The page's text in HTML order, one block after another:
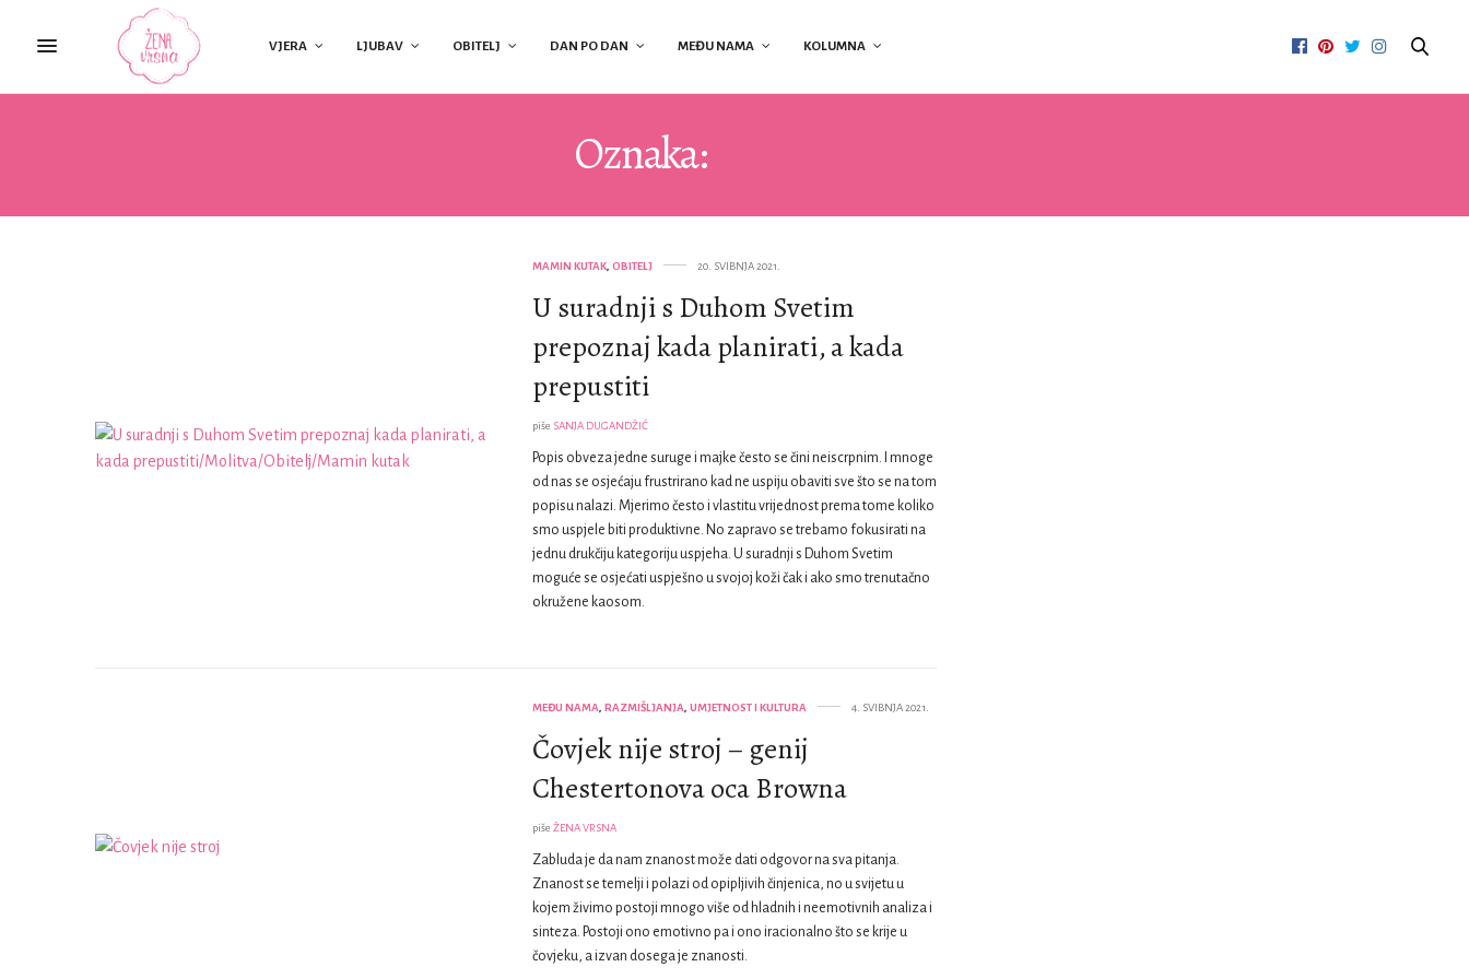
VJERA LJUBAV OBITELJ DAN PO DAN MEĐU NAMA KOLUMNA
Oznaka:
MAMIN KUTAK, OBITELJ 20. SVIBNJA 2021.
U suradnji s Duhom Svetim
prepoznaj kada planirati, a kada
prepustiti
piše SANJA DUGANDŽIĆ
Popis obveza jedne suruge i majke često se čini neiscrpnim. I mnoge
od nas se osjećaju frustrirano kad ne uspiju obaviti sve što se na tom
popisu nalazi. Mjerimo često i vlastitu vrijednost prema tome koliko
smo uspjele biti produktivne. No zapravo se trebamo fokusirati na
jednu drukčiju kategoriju uspjeha. U suradnji s Duhom Svetim
moguće se osjećati uspješno u svojoj koži čak i ako smo trenutačno
okružene kaosom.
MEĐU NAMA, RAZMIŠLJANJA, UMJETNOST I KULTURA 4. SVIBNJA 2021.
Čovjek nije stroj – genij
Chestertonova oca Browna
piše ŽENA VRSNA
Zabluda je da nam znanost može dati odgovor na sva pitanja.
Znanost se temelji i polazi od opipljivih činjenica, no u svijetu u
kojem živimo postoji mnogo više od hladnih i neemotivnih analiza i
sinteza. Postoji ono emotivno pa i ono iracionalno što se krije u
čovjeku, a izvan dosega je znanosti.